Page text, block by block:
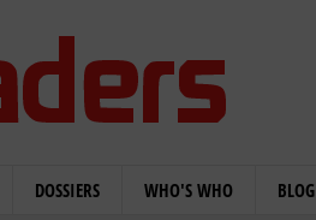
DOSSIERS WHO'S WHO BLOG